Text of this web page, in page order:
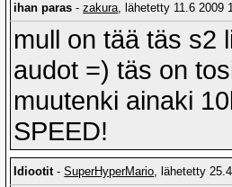
ihan paras -zakura, lähetetty 11.6 2009
mull on tää täs s2
audot =) täs on
muutenki ainaki
SPEED!
Idiootit-SuperHyperMario, lähetetty